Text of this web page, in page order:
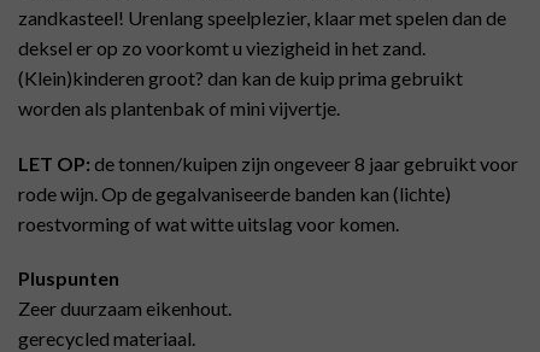
zandkasteel! Urenlang speelplezier, klaar met spelen dan de
deksel er op zo voorkomt u viezigheid in het zand.
(Klein)kinderen groot? dan kan de kuip prima gebruikt
worden als plantenbak of mini vijvertje.
LET OP: de tonnen/kuipen zijn ongeveer 8 jaar gebruikt voor
rode wijn. Op de gegalvaniseerde banden kan (lichte)
roestvorming of wat witte uitslag voor komen.
Pluspunten
Zeer duurzaam eikenhout.
gerecycled materiaal.